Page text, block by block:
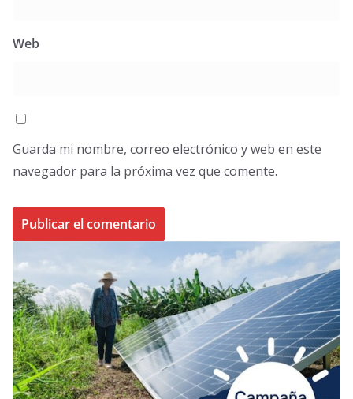
Web
Guarda mi nombre, correo electrónico y web en este
navegador para la próxima vez que comente.